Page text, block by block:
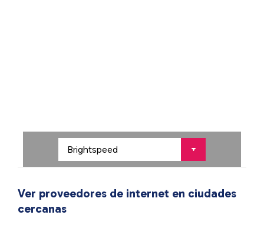
Ver proveedores de internet en ciudades
cercanas